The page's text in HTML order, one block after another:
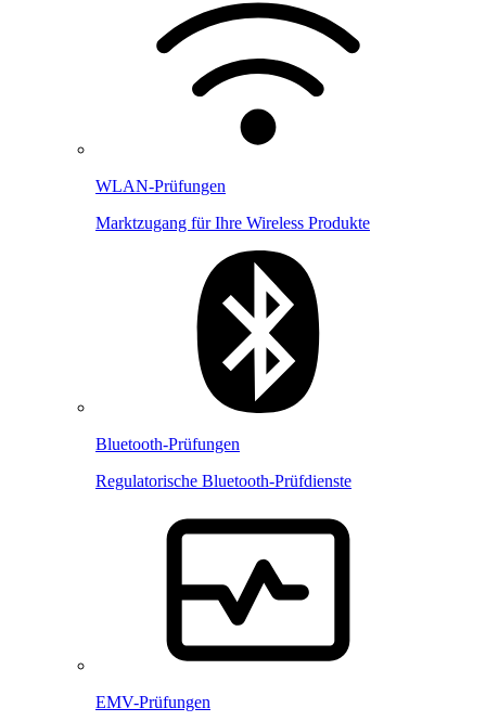
WLAN-Prüfungen
Marktzugang für Ihre Wireless Produkte
Bluetooth-Prüfungen
Regulatorische Bluetooth-Prüfdienste
EMV-Prüfungen